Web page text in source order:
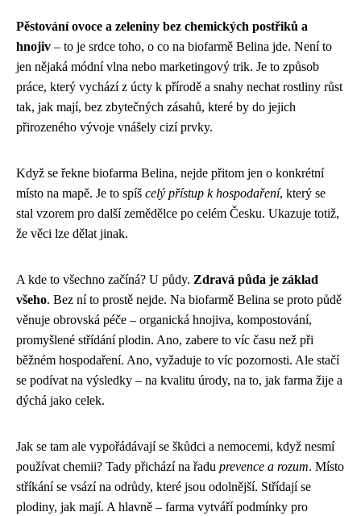
Pěstování ovoce a zeleniny bez chemických postřiků a
hnojiv – to je srdce toho, o co na biofarmě Belina jde. Není to
jen nějaká módní vlna nebo marketingový trik. Je to způsob
práce, který vychází z úcty k přírodě a snahy nechat rostliny růst
tak, jak mají, bez zbytečných zásahů, které by do jejich
přirozeného vývoje vnášely cizí prvky.
Když se řekne biofarma Belina, nejde přitom jen o konkrétní
místo na mapě. Je to spíš celý přístup k hospodaření, který se
stal vzorem pro další zemědělce po celém Česku. Ukazuje totiž,
že věci lze dělat jinak.
A kde to všechno začíná? U půdy. Zdravá půda je základ
všeho. Bez ní to prostě nejde. Na biofarmě Belina se proto půdě
věnuje obrovská péče – organická hnojiva, kompostování,
promyšlené střídání plodin. Ano, zabere to víc času než při
běžném hospodaření. Ano, vyžaduje to víc pozornosti. Ale stačí
se podívat na výsledky – na kvalitu úrody, na to, jak farma žije a
dýchá jako celek.
Jak se tam ale vypořádávají se škůdci a nemocemi, když nesmí
používat chemii? Tady přichází na řadu prevence a rozum. Místo
stříkání se vsází na odrůdy, které jsou odolnější. Střídají se
plodiny, jak mají. A hlavně – farma vytváří podmínky pro